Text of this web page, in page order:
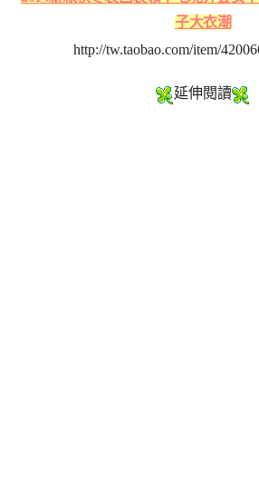
子大衣潮
http://tw.taobao.com/item/
延伸閱讀